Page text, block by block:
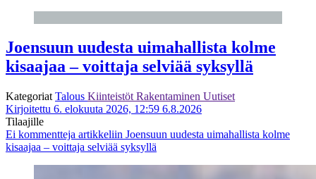
Joensuun uudesta uimahallista kolme
kisaajaa – voittaja selviää syksyllä
Kategoriat Talous Kiinteistöt Rakentaminen Uutiset
Kirjoitettu 6. elokuuta 2026, 12:59 6.8.2026
Tilaajille
Ei kommentteja artikkeliin Joensuun uudesta uimahallista kolme
kisaajaa – voittaja selviää syksyllä